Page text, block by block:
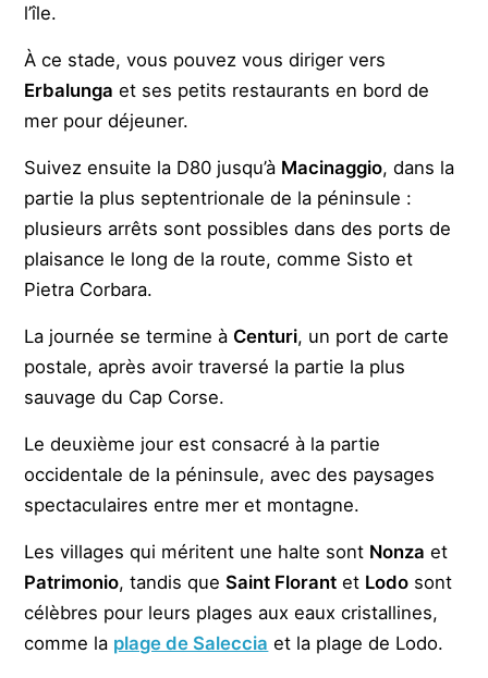
l’île.
À ce stade, vous pouvez vous diriger vers
Erbalunga et ses petits restaurants en bord de
mer pour déjeuner.
Suivez ensuite la D80 jusqu’à Macinaggio, dans la
partie la plus septentrionale de la péninsule :
plusieurs arrêts sont possibles dans des ports de
plaisance le long de la route, comme Sisto et
Pietra Corbara.
La journée se termine à Centuri, un port de carte
postale, après avoir traversé la partie la plus
sauvage du Cap Corse.
Le deuxième jour est consacré à la partie
occidentale de la péninsule, avec des paysages
spectaculaires entre mer et montagne.
Les villages qui méritent une halte sont Nonza et
Patrimonio, tandis queSaint Florant et Lodo sont
célèbres pour leurs plages aux eaux cristallines,
comme la plage de Saleccia et la plage de Lodo.